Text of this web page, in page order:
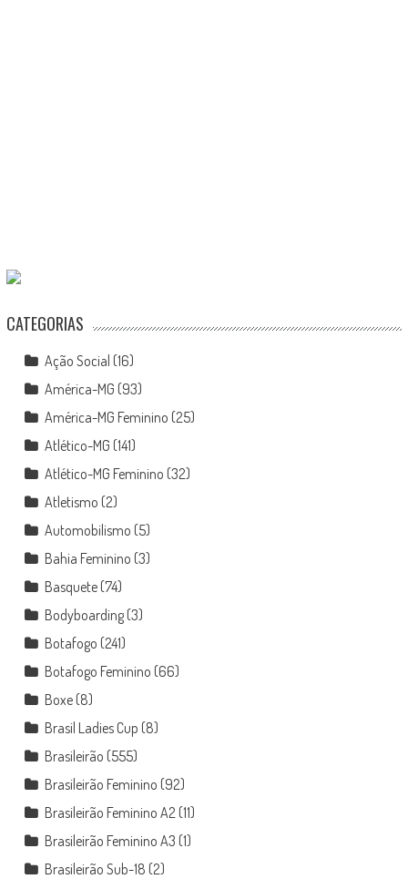
CATEGORIAS
Ação Social (16)
América-MG (93)
América-MG Feminino (25)
Atlético-MG (141)
Atlético-MG Feminino (32)
Atletismo (2)
Automobilismo (5)
Bahia Feminino (3)
Basquete(74)
Bodyboarding(3)
Botafogo (241)
Botafogo Feminino (66)
Boxe(8)
Brasil Ladies Cup (8)
Brasileirão (555)
Brasileirão Feminino (92)
Brasileirão Feminino A2(11)
Brasileirão Feminino A3 (1)
Brasileirão Sub-18 (2)